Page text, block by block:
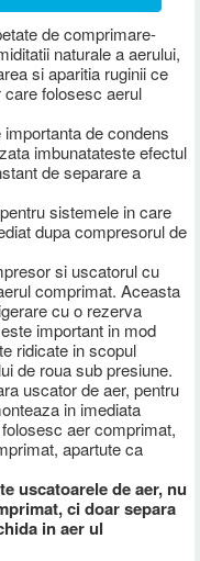
de comprimare-
naturale a aerului,
si aparitia ruginii ce
care folosesc aerul
de condens
imbunatateste efectul
de separare a
sistemele in care
dupa compresorul de
si uscatorul cu
comprimat. Aceasta
cu o rezerva
important in mod
ridicate in scopul
de roua sub presiune.
uscator de aer, pentru
in imediata
aer comprimat,
apartute ca
uscatoarele de aer, nu
ci doar separa
in aer ul